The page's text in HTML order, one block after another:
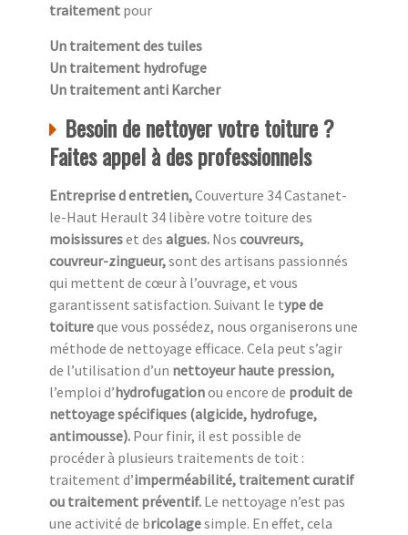
traitement pour
Un traitement des tuiles
Un traitement hydrofuge
Un traitement anti Karcher
Besoin de nettoyer votre toiture ?
Faites appel à des professionnels
Entreprise d entretien,Couverture 34 Castanet-
le-Haut Herault 34 libère votre toiture des
moisissureset des algues. Nos couvreurs,
couvreur-zingueur,sont des artisans passionnés
qui mettent de cœur à l’ouvrage, et vous
garantissent satisfaction. Suivant le type de
toitureque vous possédez, nous organiserons une
méthode de nettoyage efficace. Cela peut s’agir
de l’utilisation d’un nettoyeur haute pression,
l’emploi d’hydrofugationou encore de produit de
nettoyage spécifiques (algicide, hydrofuge,
antimousse). Pour finir, il est possible de
procéder à plusieurs traitements de toit :
traitement d’imperméabilité, traitement curatif
ou traitement préventif. Le nettoyage n’est pas
une activité de bricolagesimple. En effet, cela